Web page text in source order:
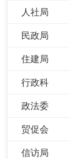
人社局
民政局
住建局
行政科
政法委
贸促会
信访局